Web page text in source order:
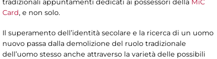
Card, e non solo.
Il superamento dell’identità secolare e la ricerca di un uomo
nuovo passa dalla demolizione del ruolo tradizionale
dell’uomo stesso anche attraverso la varietà delle possibili